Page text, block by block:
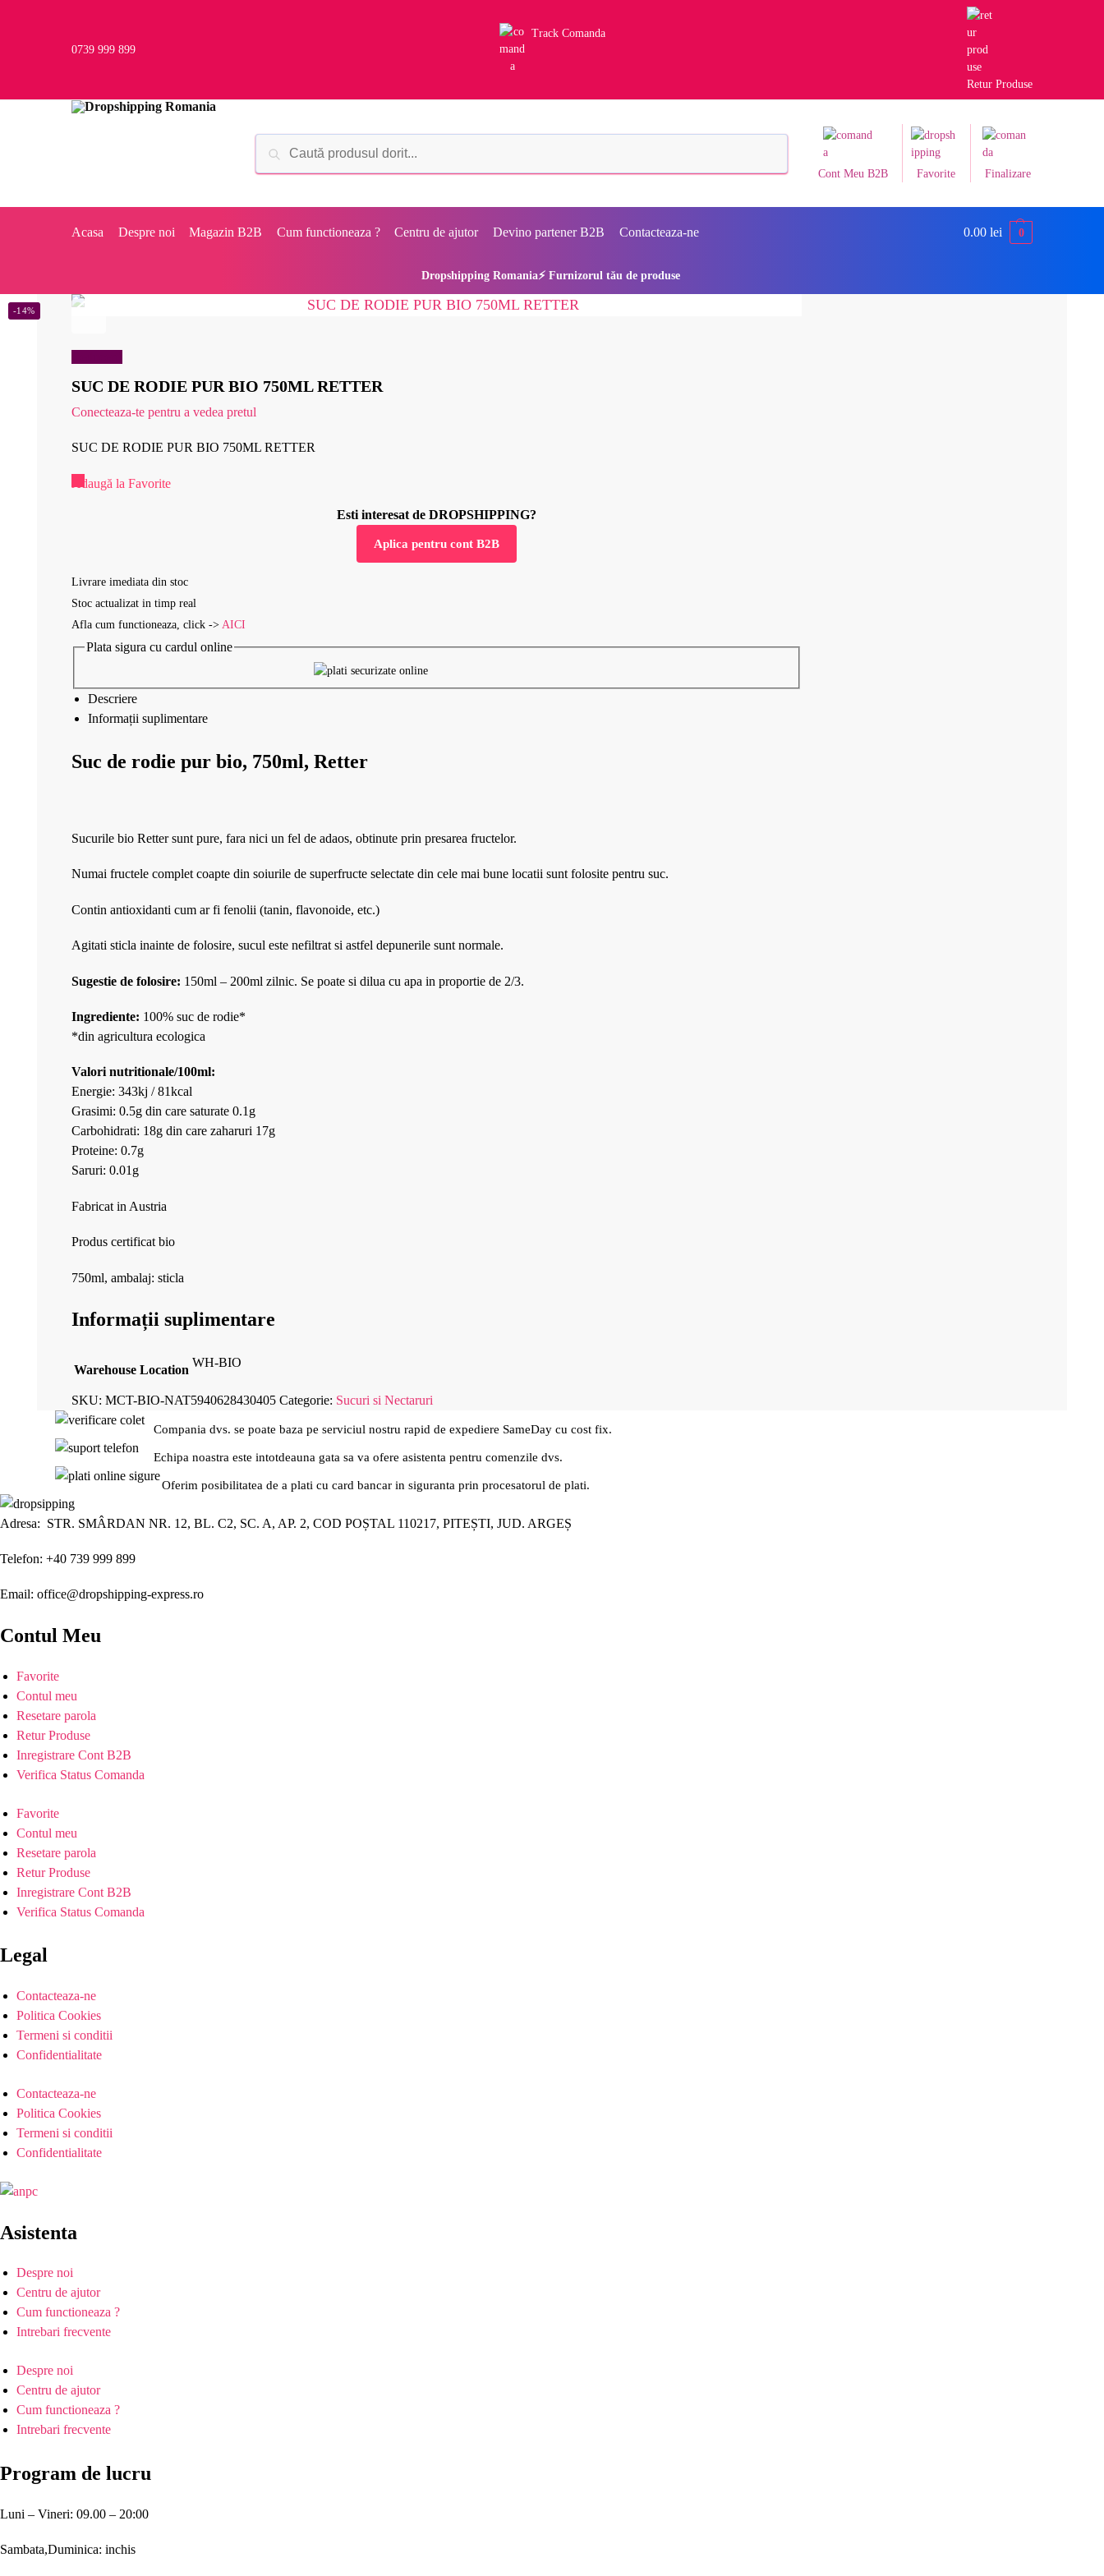
0739 999 899
Track Comanda
Retur Produse
Cont Meu B2B Favorite Finalizare
Acasa Despre noi Magazin B2B Cum functioneaza ? Centru de ajutor Devino partener B2B Contacteaza-ne 0.00 lei 0
Dropshipping Romania⚡ Furnizorul tău de produse
SUC DE RODIE PUR BIO 750ML RETTER
Conecteaza-te pentru a vedea pretul
-14%
SUC DE RODIE PUR BIO 750ML RETTER
Adaugă la Favorite
Esti interesat de DROPSHIPPING?
Aplica pentru cont B2B
Livrare imediata din stoc
Stoc actualizat in timp real
Afla cum functioneaza, click -> AICI
Plata sigura cu cardul online
Descriere
Informații suplimentare
Suc de rodie pur bio, 750ml, Retter
Sucurile bio Retter sunt pure, fara nici un fel de adaos, obtinute prin presarea fructelor.
Numai fructele complet coapte din soiurile de superfructe selectate din cele mai bune locatii sunt folosite pentru suc.
Contin antioxidanti cum ar fi fenolii (tanin, flavonoide, etc.)
Agitati sticla inainte de folosire, sucul este nefiltrat si astfel depunerile sunt normale.
Sugestie de folosire: 150ml – 200ml zilnic. Se poate si dilua cu apa in proportie de 2/3.
Ingrediente: 100% suc de rodie*
*din agricultura ecologica
Valori nutritionale/100ml:
Energie: 343kj / 81kcal
Grasimi: 0.5g din care saturate 0.1g
Carbohidrati: 18g din care zaharuri 17g
Proteine: 0.7g
Saruri: 0.01g
Fabricat in Austria
Produs certificat bio
750ml, ambalaj: sticla
Informații suplimentare
Warehouse Location
WH-BIO
SKU: MCT-BIO-NAT5940628430405 Categorie: Sucuri si Nectaruri
Compania dvs. se poate baza pe serviciul nostru rapid de expediere SameDay cu cost fix.
Echipa noastra este intotdeauna gata sa va ofere asistenta pentru comenzile dvs.
Oferim posibilitatea de a plati cu card bancar in siguranta prin procesatorul de plati.
Adresa: STR. SMÂRDAN NR. 12, BL. C2, SC. A, AP. 2, COD POȘTAL 110217, PITEȘTI, JUD. ARGEȘ
Telefon: +40 739 999 899
Email: office@dropshipping-express.ro
Contul Meu
Favorite
Contul meu
Resetare parola
Retur Produse
Inregistrare Cont B2B
Verifica Status Comanda
Favorite
Contul meu
Resetare parola
Retur Produse
Inregistrare Cont B2B
Verifica Status Comanda
Legal
Contacteaza-ne
Politica Cookies
Termeni si conditii
Confidentialitate
Contacteaza-ne
Politica Cookies
Termeni si conditii
Confidentialitate
Asistenta
Despre noi
Centru de ajutor
Cum functioneaza ?
Intrebari frecvente
Despre noi
Centru de ajutor
Cum functioneaza ?
Intrebari frecvente
Program de lucru
Luni – Vineri: 09.00 – 20:00
Sambata,Duminica: inchis